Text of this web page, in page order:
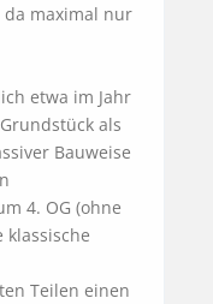
maximal nur
etwa im Jahr
als
Bauweise
4. OG (ohne
klassische
Teilen einen